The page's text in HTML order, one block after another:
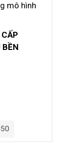
mô hình
BỀN